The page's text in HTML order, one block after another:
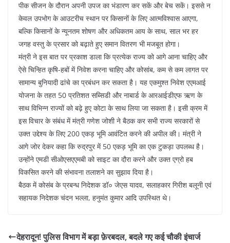
पीक सीजन के दौरान अपनी उपज का भंडारण कर सकें और बेच सकें। इससे न
केवल उपभोग के आउटरीच स्थान पर किसानों के लिए आत्मविश्वास आएगा,
बल्कि किसानों के न्यूनतम शोषण और अधिकतम आय के साथ, साल भर हर
जगह वस्तु के प्रसार को बढ़ाते हुए समान वितरण भी मजबूत होगा।
मंत्री ने इस बात पर प्रकाश डाला कि प्रत्येक राज्य को आगे आना चाहिए और
ऐसे चिन्हित कृषि-हबों में निवेश करना चाहिए और कोसांब, कम से कम लागत पर
सामान्य बुनियादी ढांचे का प्रबंधन कर सकता है। यह एकमुश्त निवेश एएमआई
योजना के तहत 50 प्रतिशत सब्सिडी और नाबार्ड के आरआईडीएफ ऋण के
साथ विभिन्न राज्यों को बढ़े हुए कोटा के साथ लिया जा सकता है। इसी क्रम में
इस विचार के संबंध में मंत्री गणेश जोशी ने बैठक कर सभी राज्य सरकारों से
उक्त उद्देश्य के लिए 200 एकड़ भूमि आवंटित करने की अपील की। मंत्री ने
आगे जोर देकर कहा कि रुद्रपुर में 50 एकड़ भूमि का एक टुकड़ा उपलब्ध है।
उन्होंने एमडी सीओएसएएमबी को साइट का दौरा करने और उक्त एग्रो हब
विकसित करने की संभावना तलाशने का सुझाव दिया है।
बैठक में कोसंब के प्रबन्ध निदेशक डॉ० जेएस यादव, सलाहकार गिरीश बलूनी एवं
सहायक निदेशक चंदन भल्ला, हनुमंत कुमार आदि उपस्थित थे।
देहरादून! पुलिस विभाग में बड़ा फ़ेरबदल, बदले गए कई चौकी इंचार्ज